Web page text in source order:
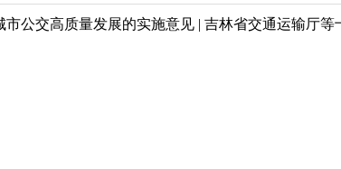
市公交高质量发展的实施意见 | 吉林省交通运输厅等